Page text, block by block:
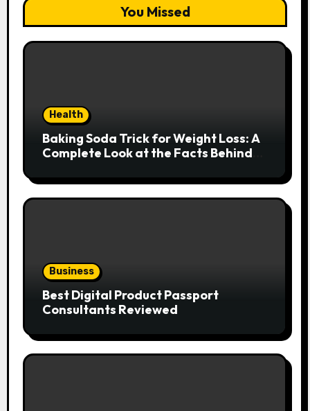
You Missed
Health
Baking Soda Trick for Weight Loss: A
Complete Look at the Facts Behind
Business
Best Digital Product Passport
Consultants Reviewed